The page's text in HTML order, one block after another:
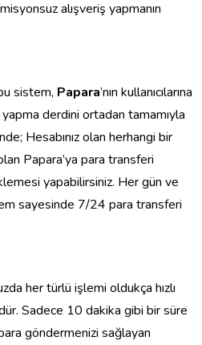
alışveriş yapmanın
sistem, Papara’nın kullanıcılarına
derdini ortadan tamamıyla
Hesabınız olan herhangi bir
Papara’ya para transferi
yapabilirsiniz. Her gün ve
sayesinde 7/24 para transferi
her türlü işlemi oldukça hızlı
Sadece 10 dakika gibi bir süre
göndermenizi sağlayan